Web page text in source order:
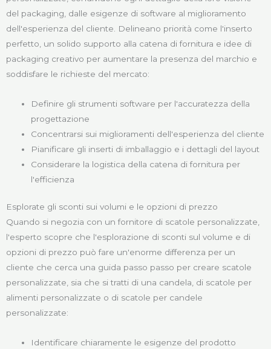
del packaging, dalle esigenze di software al miglioramento
dell'esperienza del cliente. Delineano priorità come l'inserto
perfetto, un solido supporto alla catena di fornitura e idee di
packaging creativo per aumentare la presenza del marchio e
soddisfare le richieste del mercato:
Definire gli strumenti software per l'accuratezza della
progettazione
Concentrarsi sui miglioramenti dell'esperienza del cliente
Pianificare gli inserti di imballaggio e i dettagli del layout
Considerare la logistica della catena di fornitura per
l'efficienza
Esplorate gli sconti sui volumi e le opzioni di prezzo
Quando si negozia con un fornitore di scatole personalizzate,
l'esperto scopre che l'esplorazione di sconti sul volume e di
opzioni di prezzo può fare un'enorme differenza per un
cliente che cerca una guida passo passo per creare scatole
personalizzate, sia che si tratti di una candela, di scatole per
alimenti personalizzate o di scatole per candele
personalizzate:
Identificare chiaramente le esigenze del prodotto